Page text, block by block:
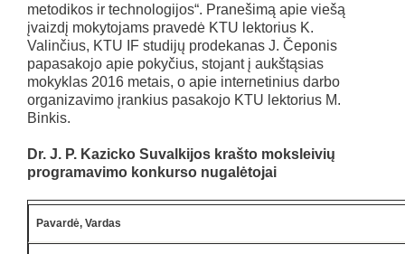
metodikos ir technologijos“. Pranešimą apie viešą
įvaizdį mokytojams pravedė KTU lektorius K.
Valinčius, KTU IF studijų prodekanas J. Čeponis
papasakojo apie pokyčius, stojant į aukštąsias
mokyklas 2016 metais, o apie internetinius darbo
organizavimo įrankius pasakojo KTU lektorius M.
Binkis.
Dr. J. P. Kazicko Suvalkijos krašto moksleivių
programavimo konkurso nugalėtojai
Pavardė, Vardas